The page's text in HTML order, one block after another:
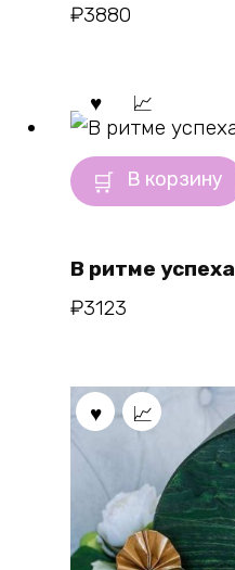
₽3880
В корзину
В ритме успеха
₽3123